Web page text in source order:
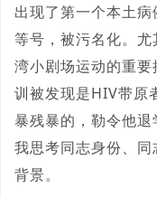
出现了第一个本土
等号，被污名化。
湾小剧场运动的重
训被发现是HIV带原
暴残暴的，勒令他
我思考同志身份、
背景。